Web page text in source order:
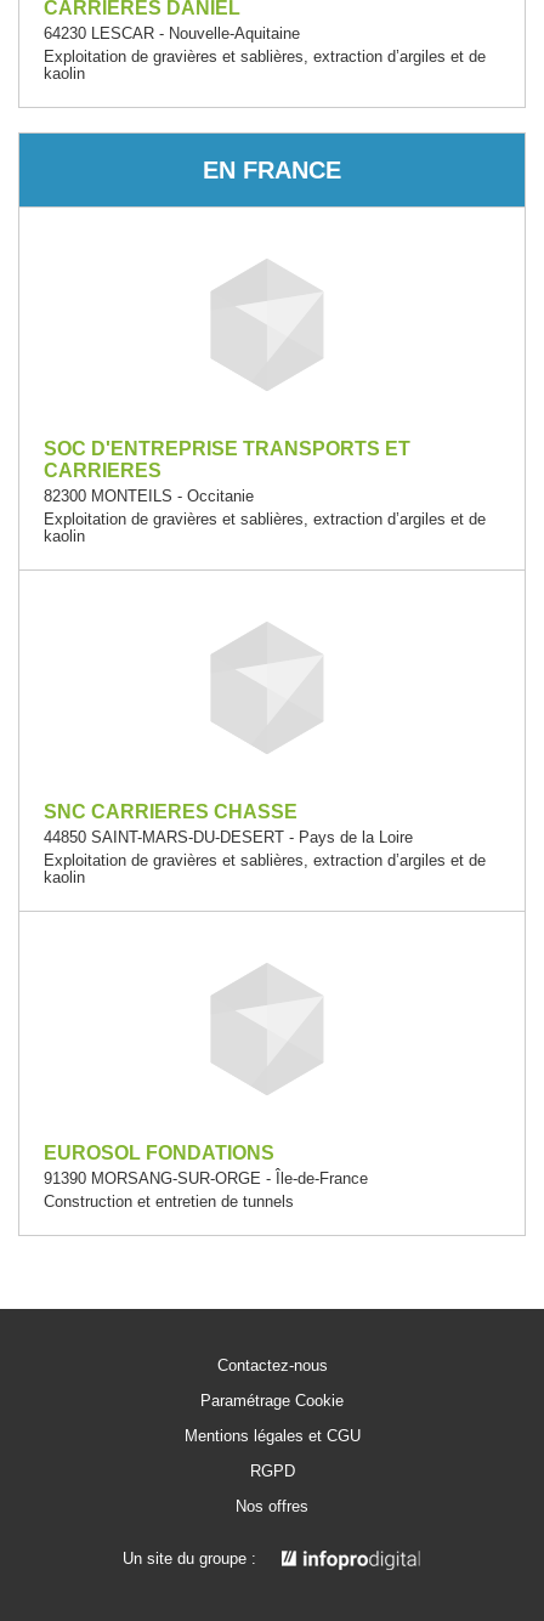
CARRIERES DANIEL
64230 LESCAR - Nouvelle-Aquitaine
Exploitation de gravières et sablières, extraction d’argiles et de
kaolin
EN FRANCE
SOC D'ENTREPRISE TRANSPORTS ET
CARRIERES
82300 MONTEILS - Occitanie
Exploitation de gravières et sablières, extraction d’argiles et de
kaolin
SNC CARRIERES CHASSE
44850 SAINT-MARS-DU-DESERT - Pays de la Loire
Exploitation de gravières et sablières, extraction d’argiles et de
kaolin
EUROSOL FONDATIONS
91390 MORSANG-SUR-ORGE - Île-de-France
Construction et entretien de tunnels
Contactez-nous
Paramétrage Cookie
Mentions légales et CGU
RGPD
Nos offres
Un site du groupe :